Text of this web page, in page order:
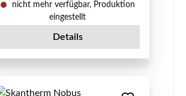
nicht mehr verfügbar, Produktion
eingestellt
Details